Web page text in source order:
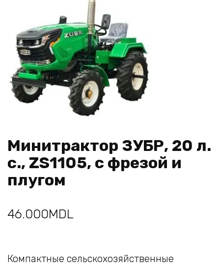
Минитрактор ЗУБР, 20 л.
с., ZS1105, с фрезой и
плугом
46.000MDL
Компактные сельскохозяйственные